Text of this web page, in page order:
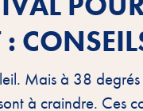
Mais à 38
à craindre. Ces